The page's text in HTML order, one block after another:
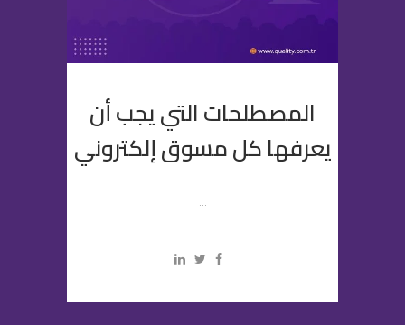
المصطلحات التي يجب أن
يعرفها كل مسوق إلكتروني
...